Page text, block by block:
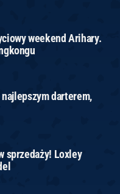
weekend Arihary.
darterem,
sprzedaży! Loxley